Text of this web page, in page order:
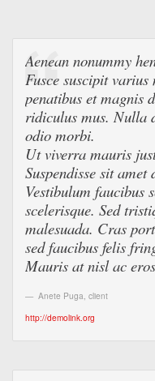
Aenean nonummy
Fusce suscipit
penatibus et magnis
ridiculus mus. Nulla
odio morbi.
Ut viverra mauris
Suspendisse sit
Vestibulum faucibus
scelerisque. Sed
malesuada. Cras
sed faucibus felis
Mauris at nisl ac
Anete Puga, client
http://demolink.org